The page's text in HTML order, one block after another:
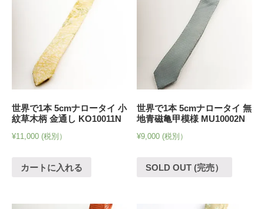
世界で1本 5cmナロータイ 小
紋草木柄 金通し KO10011N
¥11,000 (税別）
カートに入れる
世界で1本 5cmナロータイ 無
地青磁亀甲模様 MU10002N
¥9,000 (税別）
SOLD OUT (完売）